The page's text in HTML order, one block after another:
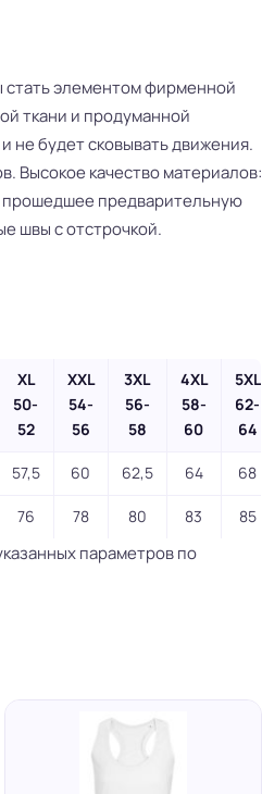
стать элементом фирменной
ткани и продуманной
не будет сковывать движения.
Высокое качество материалов:
прошедшее предварительную
швы с отстрочкой.
XL
50-
52
XXL
54-
56
3XL
56-
58
4XL
58-
60
5XL
62-
64
57,5 60 62,5 64 68
76 78 80 83 85
параметров по